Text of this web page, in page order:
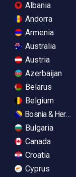
Albania
Andorra
Armenia
Australia
Austria
Azerbaijan
Belarus
Belgium
Bosnia &
Bulgaria
Canada
Croatia
Cyprus